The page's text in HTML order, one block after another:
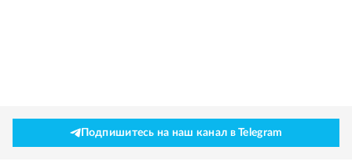
Подпишитесь на наш канал в Telegram